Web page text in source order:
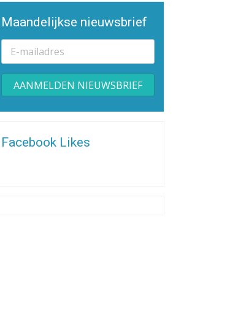
Maandelijkse nieuwsbrief
Alternative:
Facebook Likes